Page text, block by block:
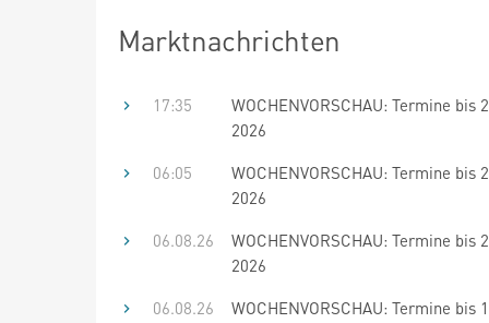
Marktnachrichten
17:35
WOCHENVORSCHAU: Termine bis
2026
06:05
WOCHENVORSCHAU: Termine bis
2026
06.08.26
WOCHENVORSCHAU: Termine bis
2026
06.08.26
WOCHENVORSCHAU: Termine bis